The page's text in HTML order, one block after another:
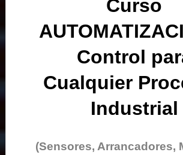
Curso
Control
Cualquier
Industrial
(Sensores, Arrancadores,